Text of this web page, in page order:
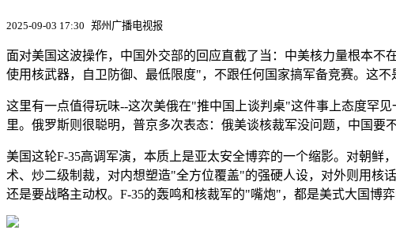
2025-09-03 17:30 郑州广播电视报
面对美国这波操作，中国外交部的回应直截了当：中美核力量根本
使用核武器，自卫防御、最低限度"，不跟任何国家搞军备竞赛。这不
这里有一点值得玩味--这次美俄在"推中国上谈判桌"这件事上态度罕
里。俄罗斯则很聪明，普京多次表态：俄美谈核裁军没问题，中国要
美国这轮F-35高调军演，本质上是亚太安全博弈的一个缩影。对朝
术、炒二级制裁，对内想塑造"全方位覆盖"的强硬人设，对外则用核
还是要战略主动权。F-35的轰鸣和核裁军的"嘴炮"，都是美式大国博弈